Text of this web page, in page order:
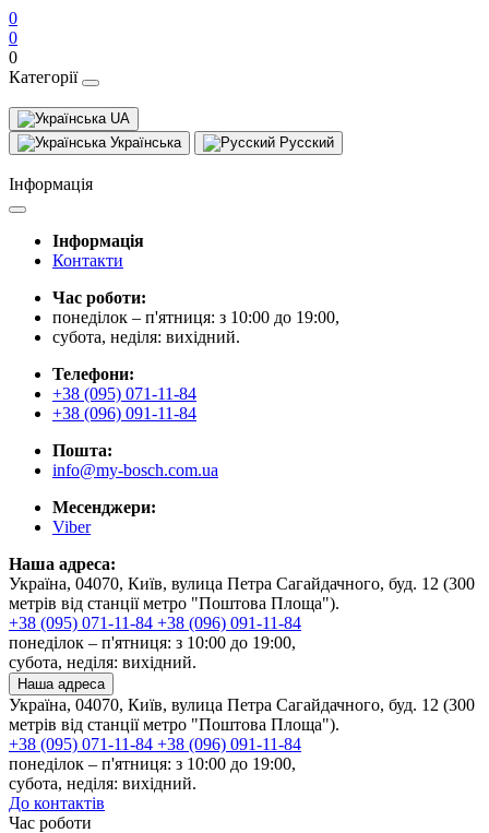
0
0
0
Категорії
UA
Українська
Русский
Інформація
Інформація
Контакти
Час роботи:
понеділок – п'ятниця: з 10:00 до 19:00,
субота, неділя: вихідний.
Телефони:
+38 (095) 071-11-84
+38 (096) 091-11-84
Пошта:
info@my-bosch.com.ua
Месенджери:
Viber
Наша адреса:
Україна, 04070, Київ, вулица Петра Сагайдачного, буд. 12 (300
метрів від станції метро "Поштова Площа").
+38 (095) 071-11-84 +38 (096) 091-11-84
понеділок – п'ятниця: з 10:00 до 19:00,
субота, неділя: вихідний.
Наша адреса
Україна, 04070, Київ, вулица Петра Сагайдачного, буд. 12 (300
метрів від станції метро "Поштова Площа").
+38 (095) 071-11-84 +38 (096) 091-11-84
понеділок – п'ятниця: з 10:00 до 19:00,
субота, неділя: вихідний.
До контактів
Час роботи